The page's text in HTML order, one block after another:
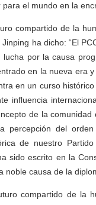
el mundo en la
compartido de la
ha dicho: “El
por la causa
en la nueva era
en un curso
influencia
de la
percepción del
de nuestro
sido escrito en la
noble causa de la
compartido de la